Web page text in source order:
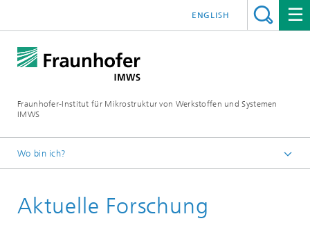
Fraunhofer-Institut für Mikrostruktur von Werkstoffen und Systemen
IMWS
ENGLISH
Wo bin ich?
Kompetenzfelder
Aktuelle Forschung